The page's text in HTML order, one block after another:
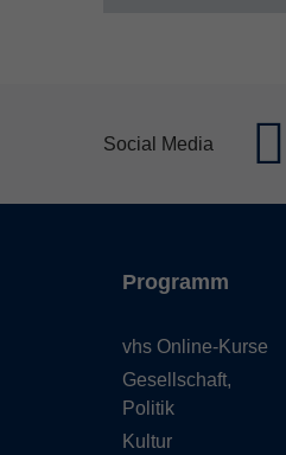
Social Media
Programm
vhs Online-Kurse
Gesellschaft,
Politik
Kultur